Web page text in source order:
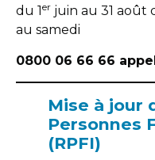
du 1er juin au 31 août
au samedi
0800 06 66 66
Mise à jour
Personnes
(RPFI)